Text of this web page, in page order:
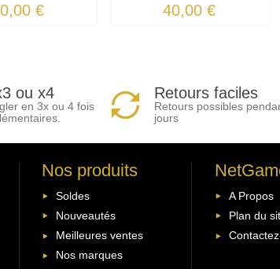
€ 40,00 €
ou x4
en 3x ou 4 fois
Retours faciles
Retours possibles
jours
Nos produits
Soldes
Nouveautés
Meilleures ventes
Nos marques
A Propos
Plan du